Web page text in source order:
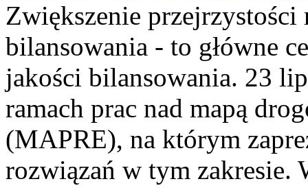
Zwiększenie
bilansowania - to główne
jakości bilansowania. 23
ramach prac nad mapą
(MAPRE), na którym
rozwiązań w tym zakresie.